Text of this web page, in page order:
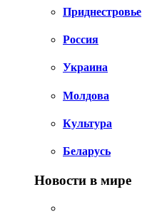
Приднестровье
Россия
Украина
Молдова
Культура
Беларусь
Новости в мире